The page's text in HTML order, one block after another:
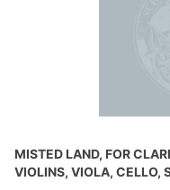
MISTED LAND, FOR
VIOLINS, VIOLA, CELLO,